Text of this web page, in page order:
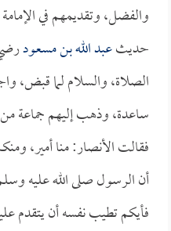
والفضل، وتقديمهم في
حديثعبد الله بن مسعود
الصلاة، والسلام لما قبض،
ساعدة، وذهب إليهم جماعة
فقالت الأنصار: منا أمير،
أن الرسول صلى الله عليه
فأيكم تطيب نفسه أن يتقدم